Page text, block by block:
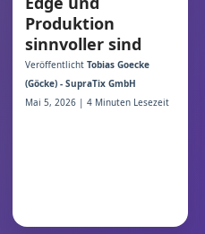
Produktion
sinnvoller sind
Veröffentlicht Tobias Goecke
(Göcke) - SupraTix GmbH
Mai 5, 2026 | 4 Minuten Lesezeit